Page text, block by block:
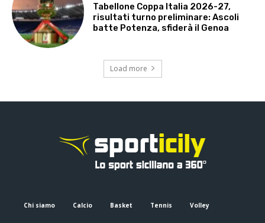
Tabellone Coppa Italia 2026-27,
risultati turno preliminare: Ascoli
batte Potenza, sfiderà il Genoa
Load more
Chi siamo Calcio Basket Tennis Volley